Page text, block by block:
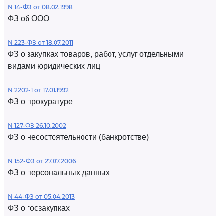
N 14-ФЗ от 08.02.1998
ФЗ об ООО
N 223-ФЗ от 18.07.2011
ФЗ о закупках товаров, работ, услуг отдельными
видами юридических лиц
N 2202-1 от 17.01.1992
ФЗ о прокуратуре
N 127-ФЗ 26.10.2002
ФЗ о несостоятельности (банкротстве)
N 152-ФЗ от 27.07.2006
ФЗ о персональных данных
N 44-ФЗ от 05.04.2013
ФЗ о госзакупках